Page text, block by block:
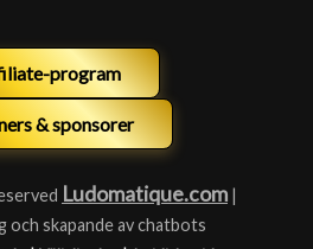
program
& sponsorer
Ludomatique.com |
och skapande av chatbots